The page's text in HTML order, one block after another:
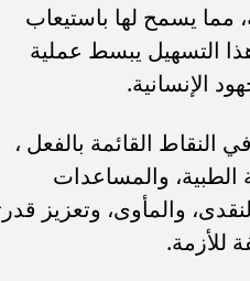
يسمح لها باستيعاب
التسهيل يبسط عملية
الإنسانية.
النقاط القائمة بالفعل ،
والمساعدات
والمأوى، وتعزيز
للأزمة.